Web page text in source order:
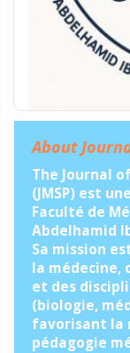
About
The Journal
(JMSP) est
Faculté de
Abdelhamid
Sa mission
la médecine,
et des
(biologie,
favorisant la
pédagogie